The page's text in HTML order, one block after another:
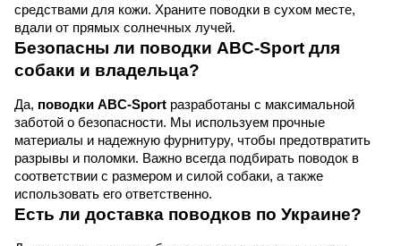
средствами для кожи. Храните поводки в сухом месте,
вдали от прямых солнечных лучей.
Безопасны ли поводки ABC-Sport для
собаки и владельца?
Да, поводки ABC-Sport разработаны с максимальной
заботой о безопасности. Мы используем прочные
материалы и надежную фурнитуру, чтобы предотвратить
разрывы и поломки. Важно всегда подбирать поводок в
соответствии с размером и силой собаки, а также
использовать его ответственно.
Есть ли доставка поводков по Украине?